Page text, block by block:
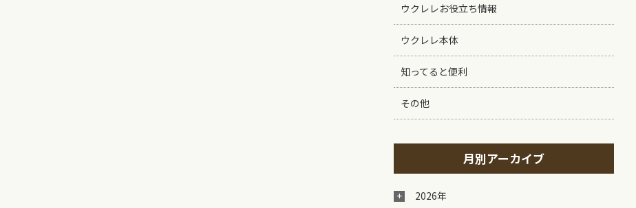
ウクレレお役立ち情報
ウクレレ本体
知ってると便利
その他
月別アーカイブ
2026年